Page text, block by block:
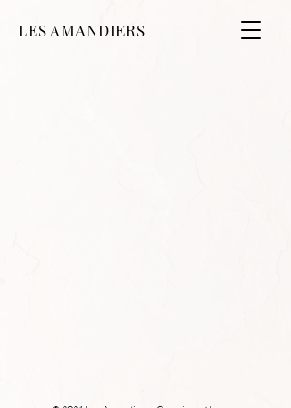
LES AMANDIERS